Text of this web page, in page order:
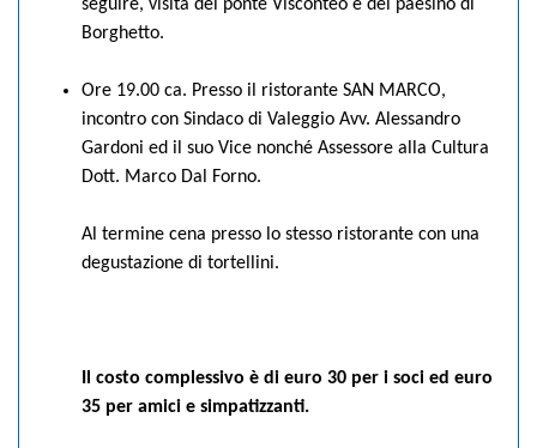
seguire, visita del ponte Visconteo e del paesino di
Borghetto.
Ore 19.00 ca. Presso il ristorante SAN MARCO,
incontro con Sindaco di Valeggio Avv. Alessandro
Gardoni ed il suo Vice nonché Assessore alla Cultura
Dott. Marco Dal Forno.
Al termine cena presso lo stesso ristorante con una
degustazione di tortellini.
Il costo complessivo è di euro 30 per i soci ed euro
35 per amici e simpatizzanti.